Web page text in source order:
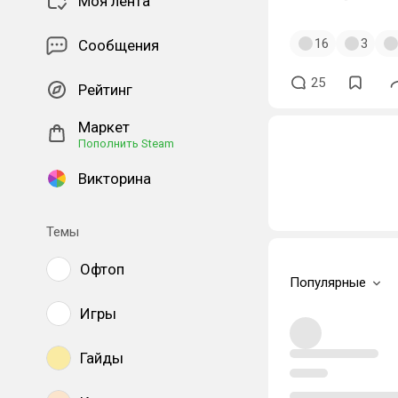
Сообщения
Рейтинг
Маркет
Пополнить Steam
Викторина
Темы
Офтоп
Игры
Гайды
16 3
25
Популярные